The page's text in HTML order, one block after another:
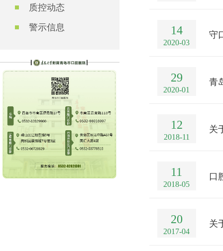
质控动态
警示信息
14
2020-03
守
29
2020-01
青
12
2018-11
关
11
2018-05
口
20
2017-04
关